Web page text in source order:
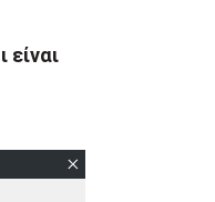
είναι